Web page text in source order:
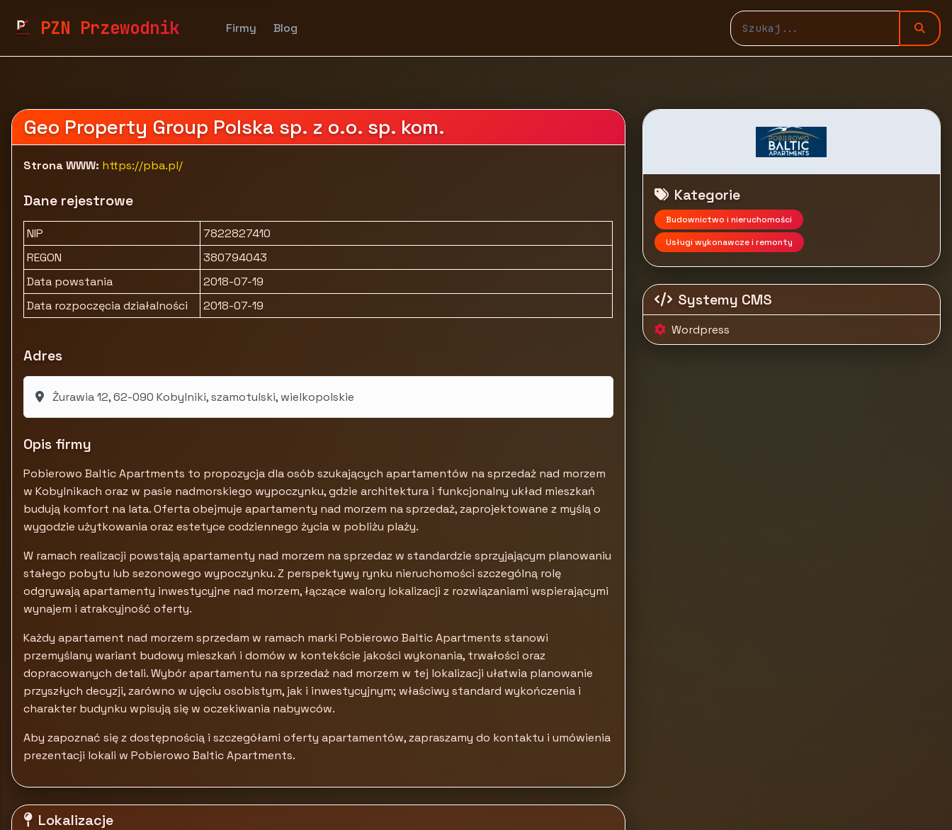
PZN Przewodnik Firmy Blog
pzn.malopolska.pl Firmy Budownictwo i nieruchomości
Pobierowo Baltic Apartments - apartamenty na sprzedaż nad morzem
Geo Property Group Polska sp. z o.o. sp. kom.
Strona WWW: https://pba.pl/
Dane rejestrowe
NIP
7822827410
REGON
380794043
Data powstania
2018-07-19
Data rozpoczęcia działalności
2018-07-19
Adres
Żurawia 12, 62-090 Kobylniki, szamotulski, wielkopolskie
Opis firmy
Pobierowo Baltic Apartments to propozycja dla osób szukających apartamentów na sprzedaż nad morzem
w Kobylnikach oraz w pasie nadmorskiego wypoczynku, gdzie architektura i funkcjonalny układ mieszkań
budują komfort na lata. Oferta obejmuje apartamenty nad morzem na sprzedaż, zaprojektowane z myślą o
wygodzie użytkowania oraz estetyce codziennego życia w pobliżu plaży.
W ramach realizacji powstają apartamenty nad morzem na sprzedaz w standardzie sprzyjającym planowaniu
stałego pobytu lub sezonowego wypoczynku. Z perspektywy rynku nieruchomości szczególną rolę
odgrywają apartamenty inwestycyjne nad morzem, łączące walory lokalizacji z rozwiązaniami wspierającymi
wynajem i atrakcyjność oferty.
Każdy apartament nad morzem sprzedam w ramach marki Pobierowo Baltic Apartments stanowi
przemyślany wariant budowy mieszkań i domów w kontekście jakości wykonania, trwałości oraz
dopracowanych detali. Wybór apartamentu na sprzedaż nad morzem w tej lokalizacji ułatwia planowanie
przyszłych decyzji, zarówno w ujęciu osobistym, jak i inwestycyjnym; właściwy standard wykończenia i
charakter budynku wpisują się w oczekiwania nabywców.
Aby zapoznać się z dostępnością i szczegółami oferty apartamentów, zapraszamy do kontaktu i umówienia
prezentacji lokali w Pobierowo Baltic Apartments.
Lokalizacje
Kategorie
Budownictwo i nieruchomości
Usługi wykonawcze i remonty
Systemy CMS
Wordpress